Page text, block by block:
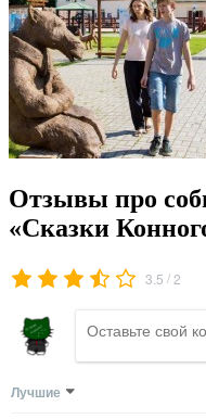
Отзывы про
«Сказки
3.5 /2
Лучшие